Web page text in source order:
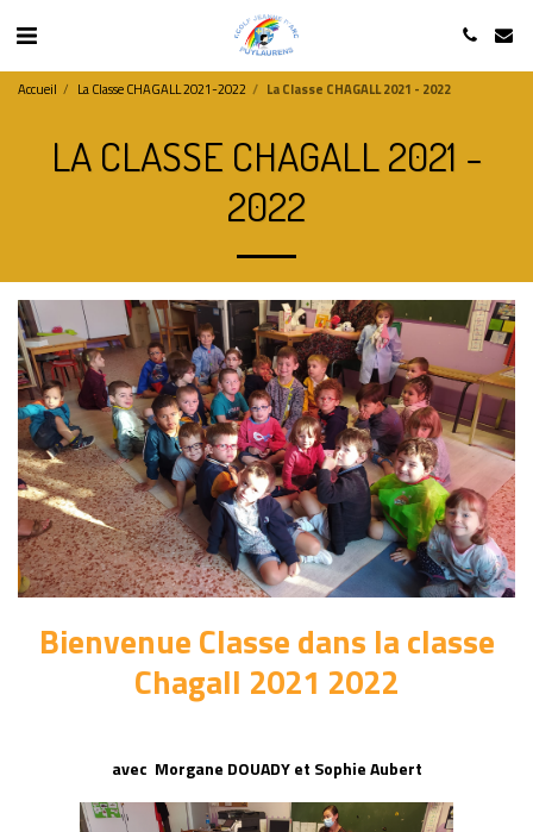
Accueil La Classe CHAGALL 2021-2022 La Classe CHAGALL 2021 - 2022
LA CLASSE CHAGALL 2021 -
2022
BienvenueClassedans la classe
Chagall 2021 2022
avec Morgane DOUADY et Sophie Aubert